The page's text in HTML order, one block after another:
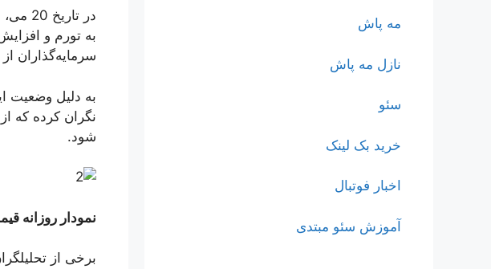
در
به تورم و
سرمایه‌گذاران
شود.
نمودار روزانه
برخی از
مه پاش
نازل مه پاش
سئو
خرید بک لینک
اخبار فوتبال
آموزش سئو مبتدی